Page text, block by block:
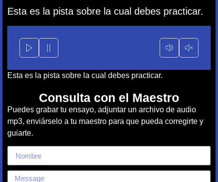
Esta es la pista sobre la cual debes practicar.
Esta es la pista sobre la cual debes practicar.
Consulta con el Maestro
Puedes grabar tu ensayo, adjuntar un archivo de audio
mp3, enviárselo a tu maestro para que pueda corregirte y
guiarte.